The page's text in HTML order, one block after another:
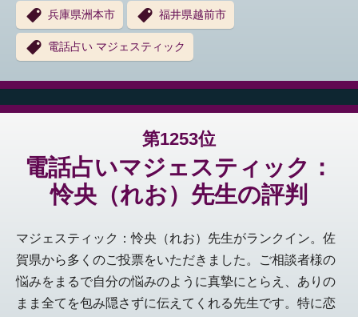
兵庫県洲本市 福井県越前市
電話占い マジェスティック
第1253位
電話占いマジェスティック：
怜央（れお）先生の評判
マジェスティック：怜央（れお）先生がランクイン。佐
賀県から多くのご投票をいただきました。ご相談者様の
悩みをまるで自分の悩みのように真摯にとらえ、ありの
まま全てを包み隠さずに伝えてくれる先生です。特に恋